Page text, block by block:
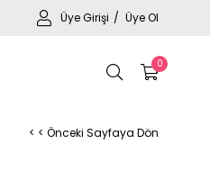
Üye Girişi Üye Ol
0
< < Önceki Sayfaya Dön